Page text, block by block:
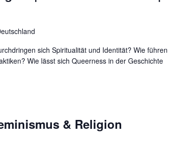
sich Spiritualität und Identität? Wie führen
Wie lässt sich Queerness in der Geschichte
& Religion